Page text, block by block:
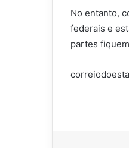
No entanto,
federais e
partes